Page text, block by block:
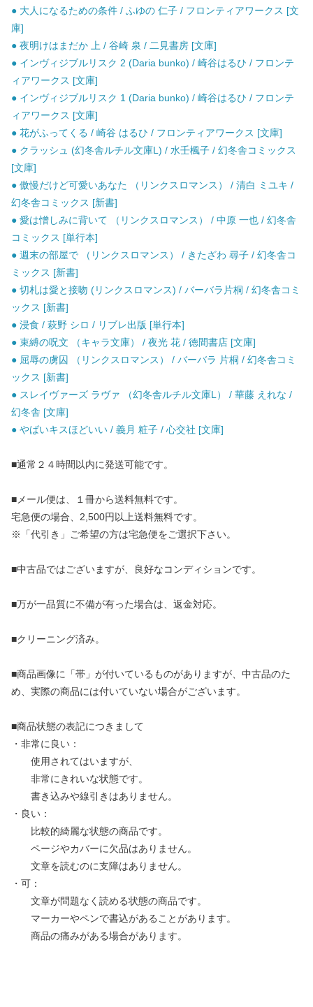
● 大人になるための条件 / ふゆの 仁子 / フロンティアワークス [文
庫]
● 夜明けはまだか 上 / 谷崎 泉 / 二見書房 [文庫]
● インヴィジブルリスク 2 (Daria bunko) / 崎谷はるひ / フロンテ
ィアワークス [文庫]
● インヴィジブルリスク 1 (Daria bunko) / 崎谷はるひ / フロンテ
ィアワークス [文庫]
● 花がふってくる / 崎谷 はるひ / フロンティアワークス [文庫]
● クラッシュ (幻冬舎ルチル文庫L) / 水壬楓子 / 幻冬舎コミックス
[文庫]
● 傲慢だけど可愛いあなた （リンクスロマンス） / 清白 ミユキ /
幻冬舎コミックス [新書]
● 愛は憎しみに背いて （リンクスロマンス） / 中原 一也 / 幻冬舎
コミックス [単行本]
● 週末の部屋で （リンクスロマンス） / きたざわ 尋子 / 幻冬舎コ
ミックス [新書]
● 切札は愛と接吻 (リンクスロマンス) / バーバラ片桐 / 幻冬舎コミ
ックス [新書]
● 浸食 / 萩野 シロ / リブレ出版 [単行本]
● 束縛の呪文 （キャラ文庫） / 夜光 花 / 徳間書店 [文庫]
● 屈辱の虜囚 （リンクスロマンス） / バーバラ 片桐 / 幻冬舎コミ
ックス [新書]
● スレイヴァーズ ラヴァ （幻冬舎ルチル文庫L） / 華藤 えれな /
幻冬舎 [文庫]
● やばいキスほどいい / 義月 粧子 / 心交社 [文庫]
■通常２４時間以内に発送可能です。
■メール便は、１冊から送料無料です。
宅急便の場合、2,500円以上送料無料です。
※「代引き」ご希望の方は宅急便をご選択下さい。
■中古品ではございますが、良好なコンディションです。
■万が一品質に不備が有った場合は、返金対応。
■クリーニング済み。
■商品画像に「帯」が付いているものがありますが、中古品のた
め、実際の商品には付いていない場合がございます。
■商品状態の表記につきまして
・非常に良い：
使用されてはいますが、
非常にきれいな状態です。
書き込みや線引きはありません。
・良い：
比較的綺麗な状態の商品です。
ページやカバーに欠品はありません。
文章を読むのに支障はありません。
・可：
文章が問題なく読める状態の商品です。
マーカーやペンで書込があることがあります。
商品の痛みがある場合があります。